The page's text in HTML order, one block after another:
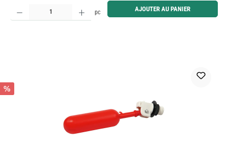
Quantité de produit : Entrez la quantité souhaitée ou utilisez les boutons pour augmenter ou
pc AJOUTER AU PANIER
%